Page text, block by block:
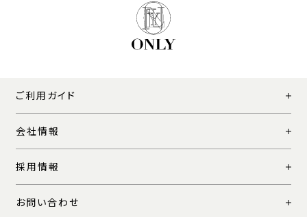
ご利用ガイド
会社情報
採用情報
お問い合わせ